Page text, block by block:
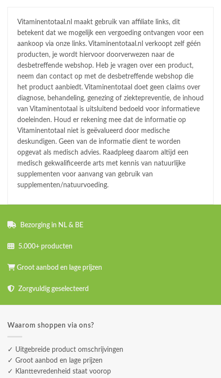
Vitaminentotaal.nl maakt gebruik van affiliate links, dit
betekent dat we mogelijk een vergoeding ontvangen voor een
aankoop via onze links. Vitaminentotaal.nl verkoopt zelf géén
producten, je wordt hiervoor doorverwezen naar de
desbetreffende webshop. Heb je vragen over een product,
neem dan contact op met de desbetreffende webshop die
het product aanbiedt. Vitaminentotaal doet geen claims over
diagnose, behandeling, genezing of ziektepreventie, de inhoud
van Vitaminentotaal is uitsluitend bedoeld voor informatieve
doeleinden. Houd er rekening mee dat de informatie op
Vitaminentotaal niet is geëvalueerd door medische
deskundigen. Geen van de informatie dient te worden
opgevat als medisch advies. Raadpleeg daarom altijd een
medisch gekwalificeerde arts met kennis van natuurlijke
supplementen voor aanvang van gebruik van
supplementen/natuurvoeding.
Bezorging in NL & BE
5.000+ producten
Groot aanbod en lage prijzen
Zorgvuldig geselecteerd
Waarom shoppen via ons?
✓ Uitgebreide product omschrijvingen
✓ Groot aanbod en lage prijzen
✓ Klanttevredenheid staat voorop